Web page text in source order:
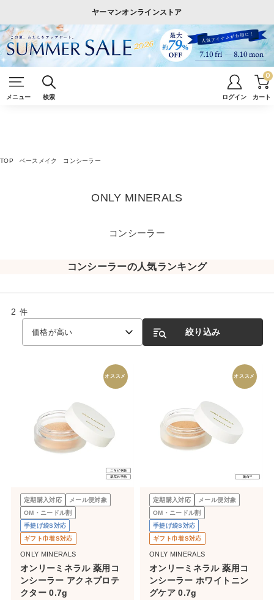
ヤーマンオンラインストア
メニュー 検索 ログイン カート
0
TOP ベースメイク コンシーラー
ONLY MINERALS
コンシーラー
コンシーラーの人気ランキング
2 件
価格が高い 絞り込み
オススメ
定期購入対応
メール便対象
OM・ニードル割
手提げ袋S対応
ギフト巾着S対応
ONLY MINERALS
オンリーミネラル 薬用コ
ンシーラー アクネプロテ
クター 0.7g
オススメ
定期購入対応
メール便対象
OM・ニードル割
手提げ袋S対応
ギフト巾着S対応
ONLY MINERALS
オンリーミネラル 薬用コ
ンシーラー ホワイトニン
グケア 0.7g